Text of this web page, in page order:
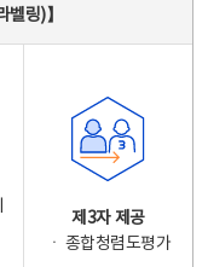
벨링)】
제3자 제공
ㆍ 종합청렴도평가